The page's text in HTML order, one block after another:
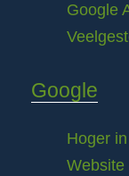
Google
Google
Hoger
Website